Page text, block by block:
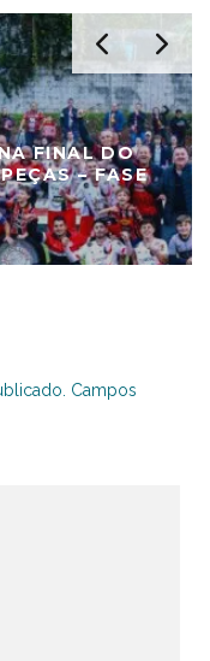
FINAL DO
– FASE
Campos